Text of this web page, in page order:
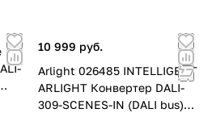
10 999 руб.
Arlight 026485 INTELLIGENT
ARLIGHT Конвертер DALI-
309-SCENES-IN (DALI bus)